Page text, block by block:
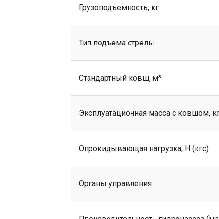
Грузоподъемность, кг
Тип подъема стрелы
Стандартный ковш, м³
Эксплуатационная масса с ковшом,
Опрокидывающая нагрузка, Н (кгс)
Органы управления